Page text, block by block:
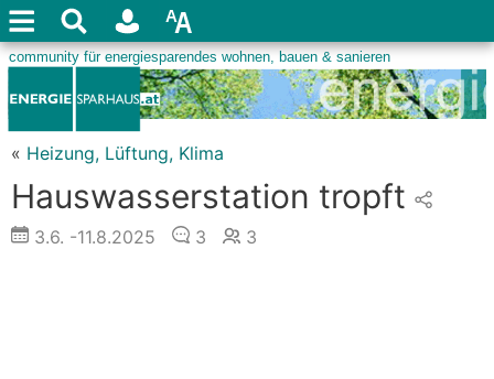
« Heizung, Lüftung, Klima
Hauswasserstation tropft
3.6. -11.8.2025 3 3